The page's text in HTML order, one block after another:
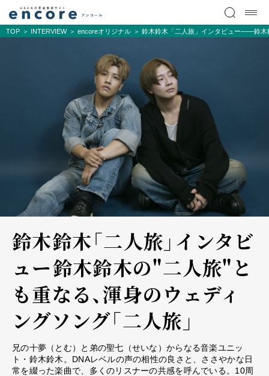
TOP INTERVIEW encoreオリジナル 鈴木鈴木「二人旅」インタビュー――鈴木
鈴木鈴木「二人旅」インタビ
ュー――鈴木鈴木の"二人旅"と
も重なる、渾身のウェディ
ングソング「二人旅」
兄の十夢（とむ）と弟の聖七（せいな）からなる音楽ユニッ
ト・鈴木鈴木。DNAレベルの声の相性の良さと、ささやかな日
常を綴った楽曲で、多くのリスナーの共感を呼んでいる。10周